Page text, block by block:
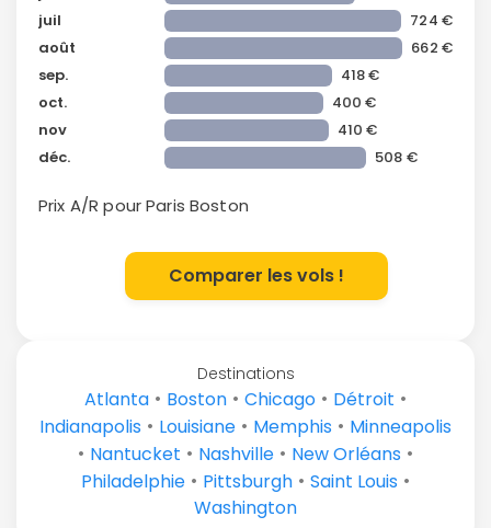
juil
724 €
août
662 €
sep.
418 €
oct.
400 €
nov
410 €
déc.
508 €
Prix A/R pour Paris Boston
Comparer les vols !
Destinations
Atlanta • Boston • Chicago • Détroit •
Indianapolis • Louisiane • Memphis • Minneapolis
• Nantucket • Nashville • New Orléans •
Philadelphie • Pittsburgh • Saint Louis •
Washington